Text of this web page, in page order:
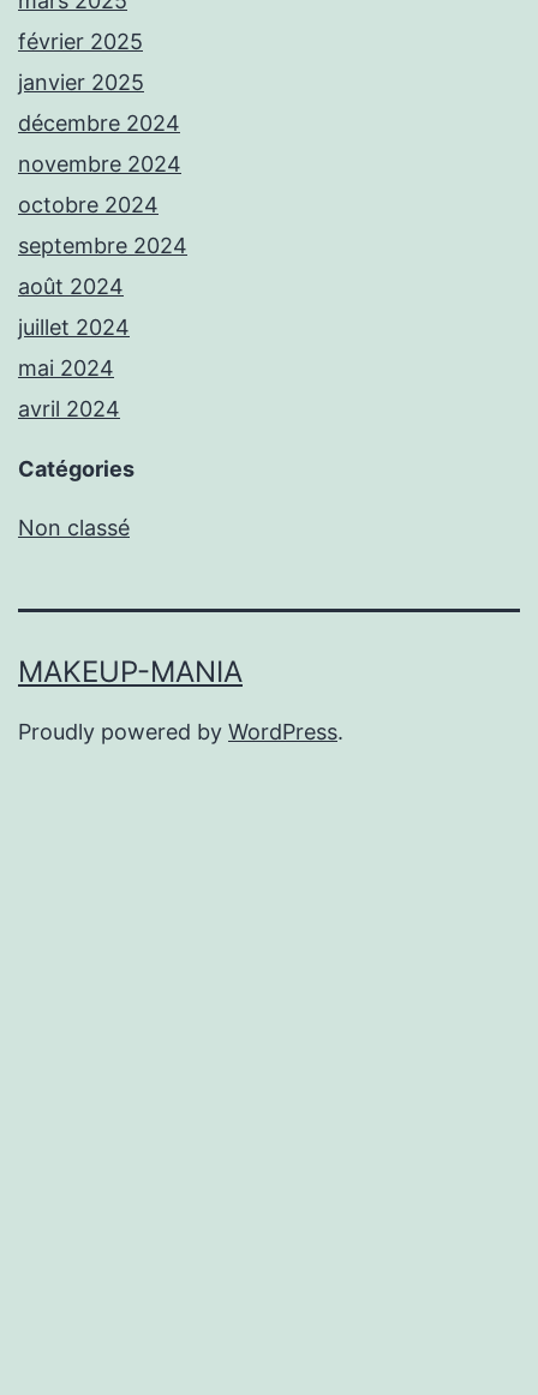
février 2025
janvier 2025
décembre 2024
novembre 2024
octobre 2024
septembre 2024
août 2024
juillet 2024
mai 2024
avril 2024
Catégories
Non classé
MAKEUP-MANIA
Proudly powered by WordPress.